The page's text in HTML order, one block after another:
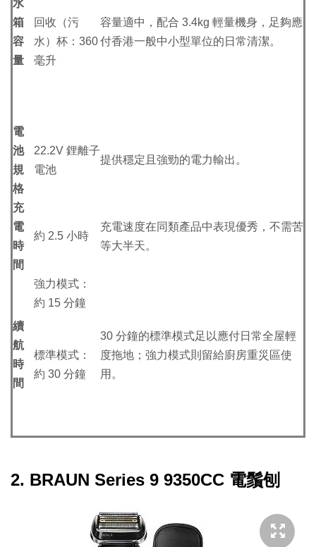
水
箱
容
量
回收（污
水）杯：360
毫升
容量適中，配合 3.4kg 輕量機身，足夠應
付香港一般中小型單位的日常清潔。
電
池
規
格
22.2V 鋰離子
電池
提供穩定且強勁的電力輸出。
充
電
時
間
約 2.5 小時
充電速度在同類產品中表現優秀，不需苦
等大半天。
續
航
時
間
強力模式：
約 15 分鐘
標準模式：
約 30 分鐘
30 分鐘的標準模式足以應付日常全屋輕
度拖地；強力模式則留給廚房重災區使
用。
2. BRAUN Series 9 9350CC 電鬚刨